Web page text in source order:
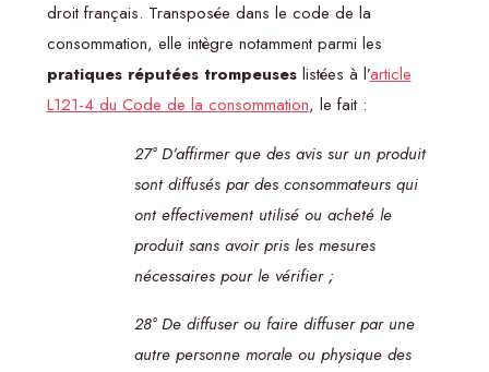
droit français. Transposée dans le code de la
consommation, elle intègre notamment parmi les
pratiques réputées trompeuseslistées à l’article
L121-4 du Code de la consommation, le fait :
27° D’affirmer que des avis sur un produit
sont diffusés par des consommateurs qui
ont effectivement utilisé ou acheté le
produit sans avoir pris les mesures
nécessaires pour le vérifier ;
28° De diffuser ou faire diffuser par une
autre personne morale ou physique des